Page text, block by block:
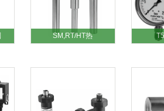
SM,RT/HT热